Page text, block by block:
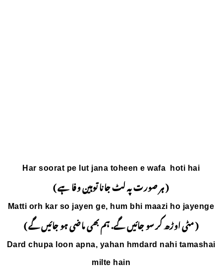
Har soorat pe lut jana
توہین وفا ہے )
Matti orh kar so jayen ge,
بھی ماضی ہو جائیں گے )
Dard chupa loon apna,